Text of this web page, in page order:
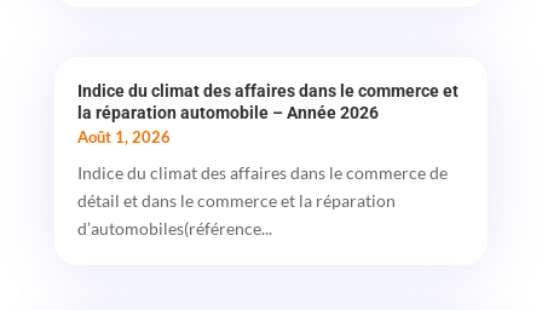
Indice du climat des affaires dans le commerce et
la réparation automobile – Année 2026
Août 1, 2026
Indice du climat des affaires dans le commerce de
détail et dans le commerce et la réparation
d’automobiles(référence...